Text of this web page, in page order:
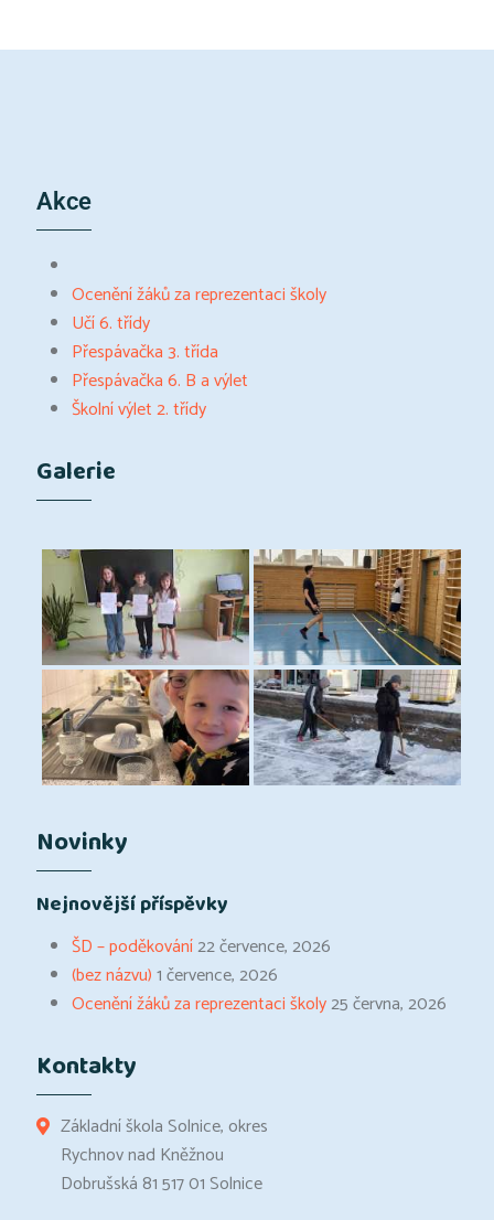
Akce
Ocenění žáků za reprezentaci školy
Učí 6. třídy
Přespávačka 3. třída
Přespávačka 6. B a výlet
Školní výlet 2. třídy
Galerie
Novinky
Nejnovější příspěvky
ŠD – poděkování22 července, 2026
(bez názvu)1 července, 2026
Ocenění žáků za reprezentaci školy25 června, 2026
Kontakty
Základní škola Solnice, okres
Rychnov nad Kněžnou
Dobrušská 81 517 01 Solnice